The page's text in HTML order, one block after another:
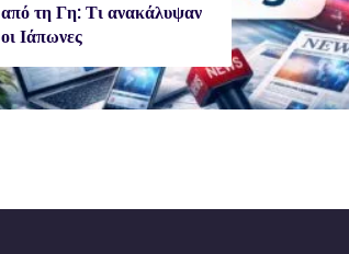
από τη Γη: Τι ανακάλυψαν
οι Ιάπωνες